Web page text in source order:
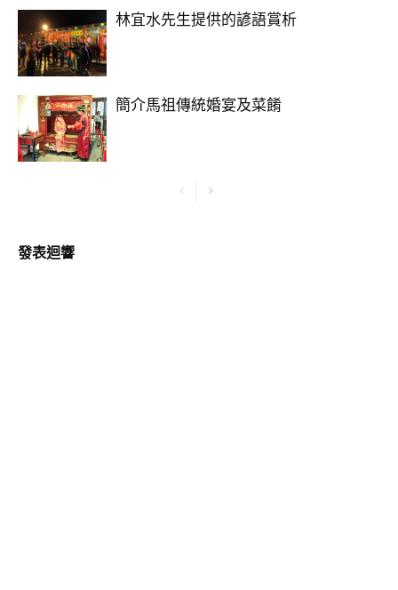
林宜水先生提供的諺語賞析
簡介馬祖傳統婚宴及菜餚
發表迴響